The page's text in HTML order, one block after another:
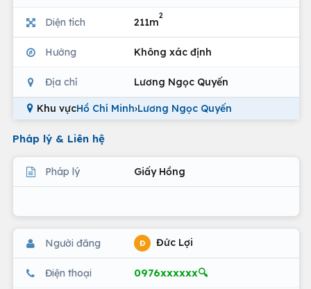
Diện tích 211m
2
Hướng Không xác định
Địa chỉ Lương Ngọc Quyến
Khu vựcHồ Chí Minh›Lương Ngọc Quyến
Pháp lý & Liên hệ
Pháp lý Giấy Hồng
Người đăng Đ Đức Lợi
Điện thoại 0976xxxxxx🔍